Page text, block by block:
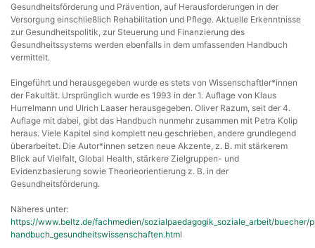
Gesundheitsförderung und Prävention, auf Herausforderungen in der
Versorgung einschließlich Rehabilitation und Pflege. Aktuelle Erkenntnisse
zur Gesundheitspolitik, zur Steuerung und Finanzierung des
Gesundheitssystems werden ebenfalls in dem umfassenden Handbuch
vermittelt.
Eingeführt und herausgegeben wurde es stets von Wissenschaftler*innen
der Fakultät. Ursprünglich wurde es 1993 in der 1. Auflage von Klaus
Hurrelmann und Ulrich Laaser herausgegeben. Oliver Razum, seit der 4.
Auflage mit dabei, gibt das Handbuch nunmehr zusammen mit Petra Kolip
heraus. Viele Kapitel sind komplett neu geschrieben, andere grundlegend
überarbeitet. Die Autor*innen setzen neue Akzente, z. B. mit stärkerem
Blick auf Vielfalt, Global Health, stärkere Zielgruppen- und
Evidenzbasierung sowie Theorieorientierung z. B. in der
Gesundheitsförderung.
Näheres unter:
https://www.beltz.de/fachmedien/sozialpaedagogik_soziale_arbeit/
handbuch_gesundheitswissenschaften.html